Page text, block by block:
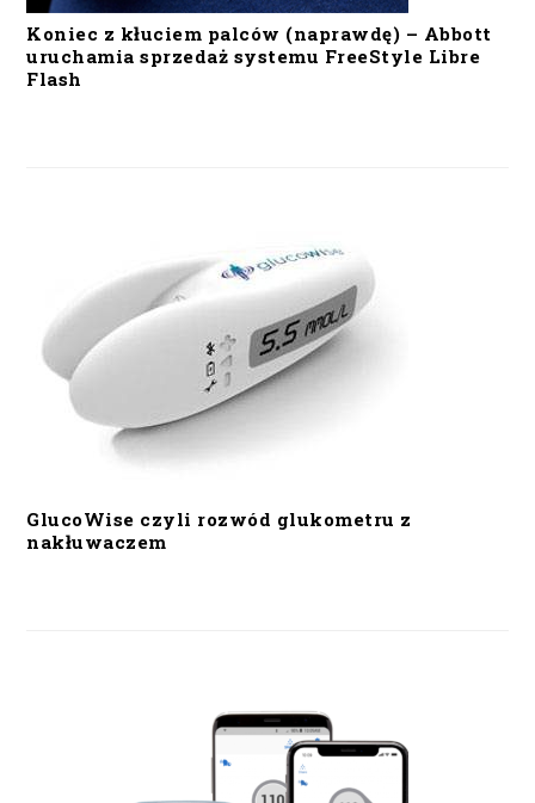
Koniec z kłuciem palców (naprawdę) – Abbott
uruchamia sprzedaż systemu FreeStyle Libre
Flash
GlucoWise czyli rozwód glukometru z
nakłuwaczem